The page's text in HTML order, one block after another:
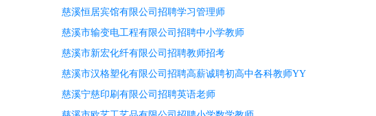
慈溪恒居宾馆有限公司招聘学习管理师
慈溪市输变电工程有限公司招聘中小学教师
慈溪市新宏化纤有限公司招聘教师招考
慈溪市汉格塑化有限公司招聘高薪诚聘初高中各科教师YY
慈溪宁慈印刷有限公司招聘英语老师